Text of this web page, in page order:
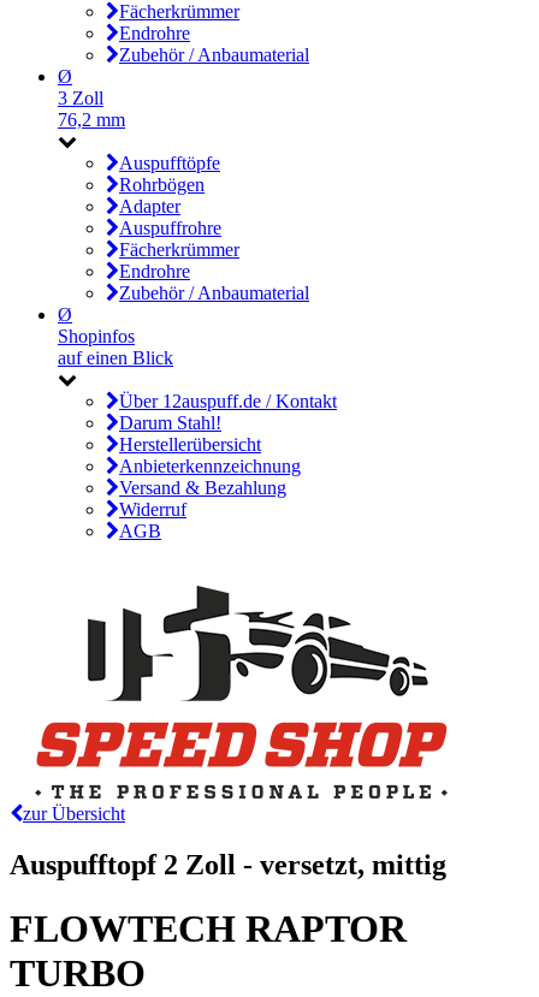
Fächerkrümmer
Endrohre
Zubehör / Anbaumaterial
Ø
3 Zoll
76,2 mm
Auspufftöpfe
Rohrbögen
Adapter
Auspuffrohre
Fächerkrümmer
Endrohre
Zubehör / Anbaumaterial
Ø
Shopinfos
auf einen Blick
Über 12auspuff.de / Kontakt
Darum Stahl!
Herstellerübersicht
Anbieterkennzeichnung
Versand & Bezahlung
Widerruf
AGB
zur Übersicht
Auspufftopf 2 Zoll - versetzt, mittig
FLOWTECH RAPTOR
TURBO